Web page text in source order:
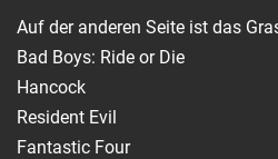
Auf der anderen Seite ist das
Bad Boys: Ride or Die
Hancock
Resident Evil
Fantastic Four